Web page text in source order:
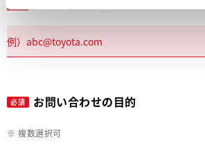
必須 お問い合わせの目的
※ 複数選択可